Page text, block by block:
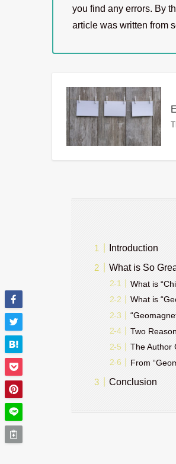
you find any errors. By
article was written from
Introduction
What is So
What is
What is
Two
The Author
From
Conclusion